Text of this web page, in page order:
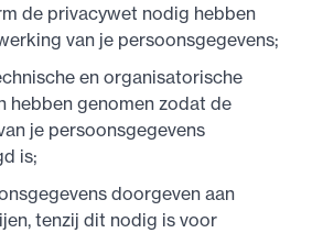
de privacywet nodig hebben
van je persoonsgegevens;
en organisatorische
hebben genomen zodat de
je persoonsgegevens
is;
doorgeven aan
tenzij dit nodig is voor